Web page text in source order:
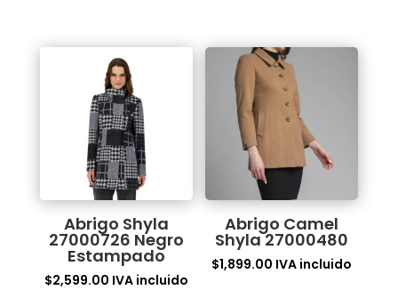
Abrigo Shyla
27000726 Negro
Estampado
$2,599.00 IVA incluido
Abrigo Camel
Shyla 27000480
$1,899.00 IVA incluido